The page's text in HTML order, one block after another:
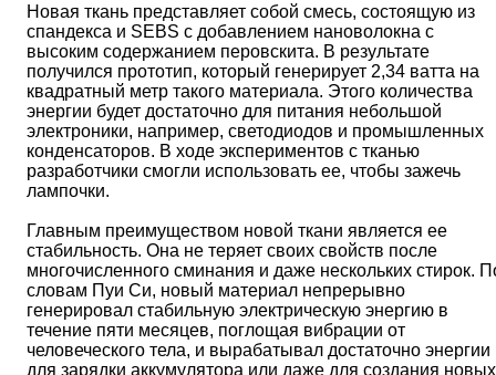
Новая ткань представляет собой смесь, состоящую из
спандекса и SEBS с добавлением нановолокна с
высоким содержанием перовскита. В результате
получился прототип, который генерирует 2,34 ватта на
квадратный метр такого материала. Этого количества
энергии будет достаточно для питания небольшой
электроники, например, светодиодов и промышленных
конденсаторов. В ходе экспериментов с тканью
разработчики смогли использовать ее, чтобы зажечь
лампочки.
Главным преимуществом новой ткани является ее
стабильность. Она не теряет своих свойств после
многочисленного сминания и даже нескольких стирок.
словам Пуи Си, новый материал непрерывно
генерировал стабильную электрическую энергию в
течение пяти месяцев, поглощая вибрации от
человеческого тела, и вырабатывал достаточно энергии
для зарядки аккумулятора или даже для создания новых